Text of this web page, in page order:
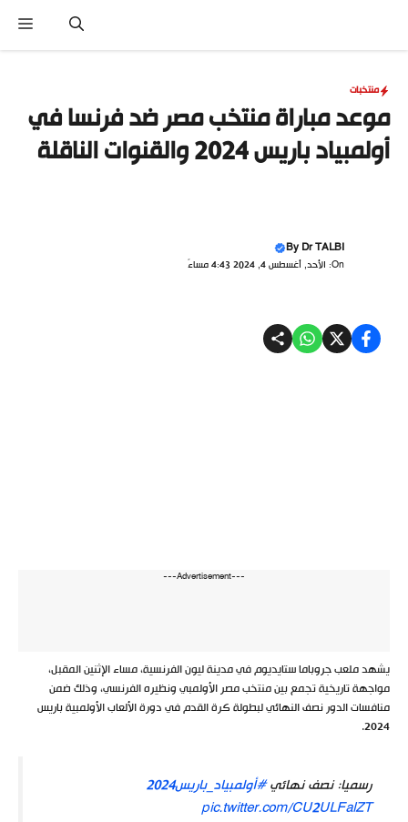
المحتوى
منتخبات
موعد مباراة منتخب مصر ضد فرنسا في
أولمبياد باريس 2024 والقنوات الناقلة
ByDr TALBI
On: الأحد, أغسطس 4, 2024 4:43 مساءً
---Advertisement---
يشهد ملعب جروباما ستايديوم في مدينة ليون الفرنسية، مساء الإثنين المقبل،
مواجهة تاريخية تجمع بين منتخب مصر الأولمبي ونظيره الفرنسي، وذلك ضمن
منافسات الدور نصف النهائي لبطولة كرة القدم في دورة الألعاب الأولمبية باريس
2024.
رسميا: نصف نهائي#أولمبياد_باريس2024
pic.twitter.com/CU2ULFalZT